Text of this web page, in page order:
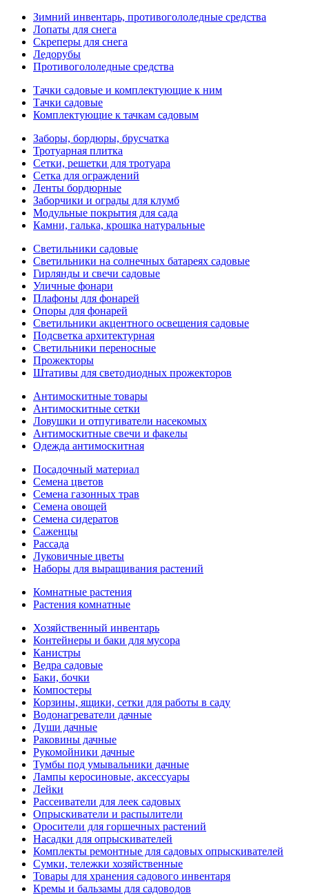
Зимний инвентарь, противогололедные средства
Лопаты для снега
Скреперы для снега
Ледорубы
Противогололедные средства
Тачки садовые и комплектующие к ним
Тачки садовые
Комплектующие к тачкам садовым
Заборы, бордюры, брусчатка
Тротуарная плитка
Сетки, решетки для тротуара
Сетка для ограждений
Ленты бордюрные
Заборчики и ограды для клумб
Модульные покрытия для сада
Камни, галька, крошка натуральные
Светильники садовые
Светильники на солнечных батареях садовые
Гирлянды и свечи садовые
Уличные фонари
Плафоны для фонарей
Опоры для фонарей
Светильники акцентного освещения садовые
Подсветка архитектурная
Светильники переносные
Прожекторы
Штативы для светодиодных прожекторов
Антимоскитные товары
Антимоскитные сетки
Ловушки и отпугиватели насекомых
Антимоскитные свечи и факелы
Одежда антимоскитная
Посадочный материал
Семена цветов
Семена газонных трав
Семена овощей
Семена сидератов
Саженцы
Рассада
Луковичные цветы
Наборы для выращивания растений
Комнатные растения
Растения комнатные
Хозяйственный инвентарь
Контейнеры и баки для мусора
Канистры
Ведра садовые
Баки, бочки
Компостеры
Корзины, ящики, сетки для работы в саду
Водонагреватели дачные
Души дачные
Раковины дачные
Рукомойники дачные
Тумбы под умывальники дачные
Лампы керосиновые, аксессуары
Лейки
Рассеиватели для леек садовых
Опрыскиватели и распылители
Оросители для горшечных растений
Насадки для опрыскивателей
Комплекты ремонтные для садовых опрыскивателей
Сумки, тележки хозяйственные
Товары для хранения садового инвентаря
Кремы и бальзамы для садоводов